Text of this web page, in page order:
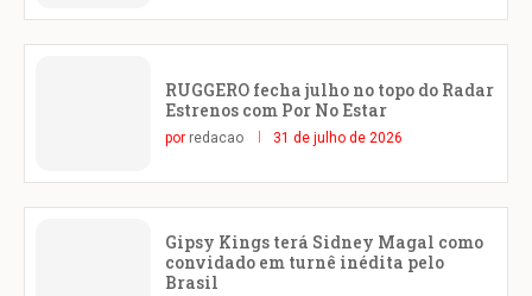
RUGGERO fecha julho no topo do Radar
Estrenos com Por No Estar
por redacao 31 de julho de 2026
Gipsy Kings terá Sidney Magal como
convidado em turnê inédita pelo
Brasil